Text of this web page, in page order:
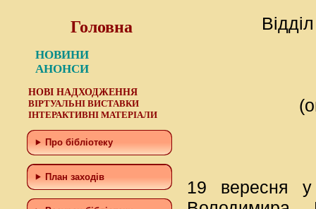
Головна
НОВИНИ
АНОНСИ
НОВІ НАДХОДЖЕННЯ
ВІРТУАЛЬНІ ВИСТАВКИ
ІНТЕРАКТИВНІ МАТЕРІАЛИ
Про бібліотеку
План заходів
19 вересня у